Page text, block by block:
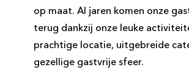
op maat. Al jaren komen onze
terug dankzij onze leuke
prachtige locatie, uitgebreide
gezellige gastvrije sfeer.